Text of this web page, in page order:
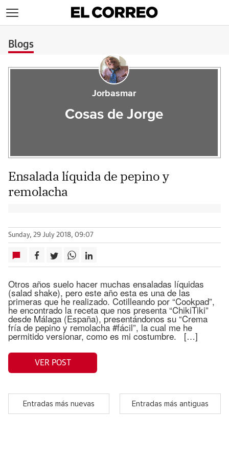
Blogs
Jorbasmar
Cosas de Jorge
Ensalada líquida de pepino y
remolacha
Sunday, 29 July 2018, 09:07
Otros años suelo hacer muchas ensaladas líquidas
(salad shake), pero este año esta es una de las
primeras que he realizado. Cotilleando por “Cookpad”,
he encontrado la receta que nos presenta “ChikiTiki”
desde Málaga (España), presentándonos su “Crema
fría de pepino y remolacha #fácil”, la cual me he
permitido versionar, como es mi costumbre. […]
VER POST
Entradas más nuevas Entradas más antiguas